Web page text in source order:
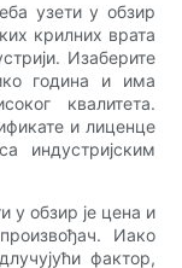
узети у обзир
крилних врата
Изаберите
година и има
квалитета.
и лиценце
индустријским
у обзир је цена и
Иако
фактор,